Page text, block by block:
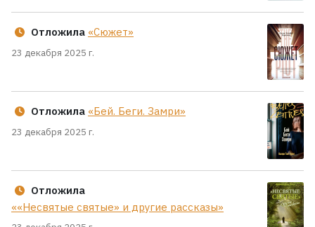
Отложила «Сюжет»
23 декабря 2025 г.
Отложила «Бей. Беги. Замри»
23 декабря 2025 г.
Отложила
««Несвятые святые» и другие рассказы»